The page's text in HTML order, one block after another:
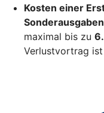
Kosten einer
Sonderausgaben
maximal bis zu
Verlustvortrag